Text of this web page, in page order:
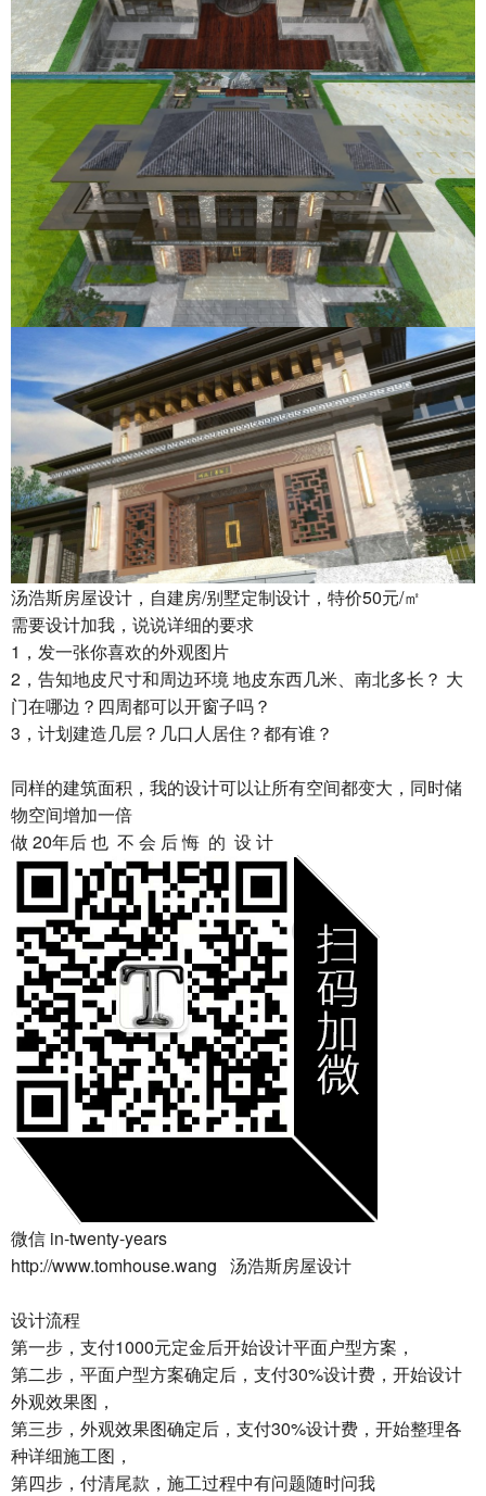
汤浩斯房屋设计，自建房/别墅定制设计，特价50元/㎡
需要设计加我，说说详细的要求
1，发一张你喜欢的外观图片
2，告知地皮尺寸和周边环境 地皮东西几米、南北多长？ 大
门在哪边？四周都可以开窗子吗？
3，计划建造几层？几口人居住？都有谁？
同样的建筑面积，我的设计可以让所有空间都变大，同时储
物空间增加一倍
做 20年后 也 不 会 后 悔 的 设 计
微信 in-twenty-years
http://www.tomhouse.wang 汤浩斯房屋设计
设计流程
第一步，支付1000元定金后开始设计平面户型方案，
第二步，平面户型方案确定后，支付30%设计费，开始设计
外观效果图，
第三步，外观效果图确定后，支付30%设计费，开始整理各
种详细施工图，
第四步，付清尾款，施工过程中有问题随时问我